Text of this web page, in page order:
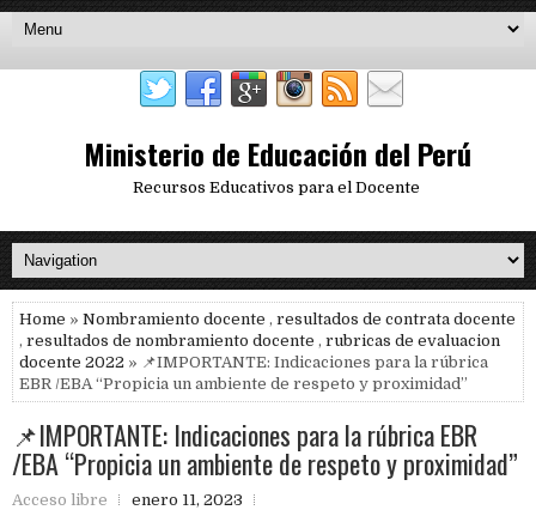
Ministerio de Educación del Perú
Recursos Educativos para el Docente
Home » Nombramiento docente , resultados de contrata docente
, resultados de nombramiento docente , rubricas de evaluacion
docente 2022 » 📌IMPORTANTE: Indicaciones para la rúbrica
EBR /EBA “Propicia un ambiente de respeto y proximidad”
📌IMPORTANTE: Indicaciones para la rúbrica EBR
/EBA “Propicia un ambiente de respeto y proximidad”
Acceso libre enero 11, 2023